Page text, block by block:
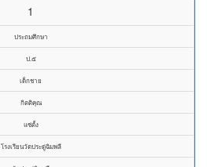
1
ประถมศึกษา
ป.๕
เด็กชาย
กิตติคุณ
แซ่ตั้ง
โรงเรียนวัดประดู่ฉิมพลี